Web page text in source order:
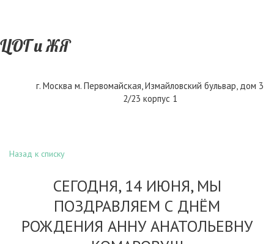
ЦОГ и ЖЯ
г. Москва м. Первомайская,Измайловский бульвар, дом 3
2/23 корпус 1
Назад к списку
СЕГОДНЯ, 14 ИЮНЯ, МЫ
ПОЗДРАВЛЯЕМ С ДНЁМ
РОЖДЕНИЯ АННУ АНАТОЛЬЕВНУ